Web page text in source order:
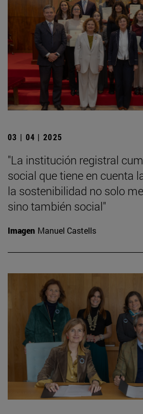
03 | 04 | 2025
"La institución registral
social que tiene en cuenta
la sostenibilidad no solo
sino también social"
Imagen Manuel Castells